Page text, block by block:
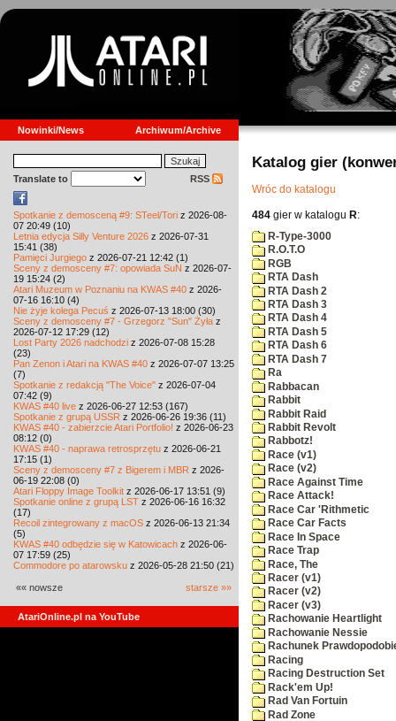
Nowinki/News Archiwum/Archive
Translate to RSS
Spotkanie z demosceną #9: STeel/Tori z 2026-08-
07 20:49 (10)
Letnia edycja Silly Venture 2026 z 2026-07-31
15:41 (38)
Pamięci Jurgiego z 2026-07-21 12:42 (1)
Sceny z demosceny #7: opowiada SuN z 2026-07-
19 15:24 (2)
Atari Muzeum w Poznaniu na KWAS #40 z 2026-
07-16 16:10 (4)
Nie żyje kolega Pecuś z 2026-07-13 18:00 (30)
Sceny z demosceny #7 - Grzegorz "Sun" Żyła z
2026-07-12 17:29 (12)
Lost Party 2026 nadchodzi z 2026-07-08 15:28
(23)
Pan Zenon i Atari na KWAS #40 z 2026-07-07 13:25
(7)
Spotkanie z redakcją "The Voice" z 2026-07-04
07:42 (9)
KWAS #40 live z 2026-06-27 12:53 (167)
Spotkanie z grupą USSR z 2026-06-26 19:36 (11)
KWAS #40 - zabierzcie Atari Portfolio! z 2026-06-23
08:12 (0)
KWAS #40 - naprawa retrosprzętu z 2026-06-21
17:15 (1)
Sceny z demosceny #7 z Bigerem i MBR z 2026-
06-19 22:08 (0)
Atari Floppy Image Toolkit z 2026-06-17 13:51 (9)
Spotkanie online z grupą LST z 2026-06-16 16:32
(17)
Recoil zintegrowany z macOS z 2026-06-13 21:34
(5)
KWAS #40 odbędzie się w Katowicach z 2026-06-
07 17:59 (25)
Commodore po atarowsku z 2026-05-28 21:50 (21)
«« nowsze starsze »»
AtariOnline.pl na YouTube
Katalog gier
Wróc do katalogu
484 gier w katalogu R:
R-Type-3000
R.O.T.O
RGB
RTA Dash
RTA Dash 2
RTA Dash 3
RTA Dash 4
RTA Dash 5
RTA Dash 6
RTA Dash 7
Ra
Rabbacan
Rabbit
Rabbit Raid
Rabbit Revolt
Rabbotz!
Race (v1)
Race (v2)
Race Against Time
Race Attack!
Race Car 'Rithmetic
Race Car Facts
Race In Space
Race Trap
Race, The
Racer (v1)
Racer (v2)
Racer (v3)
Rachowanie Heartlight
Rachowanie Nessie
Rachunek
Racing
Racing Destruction Set
Rack'em Up!
Rad Van Fortuin
Rad Zone